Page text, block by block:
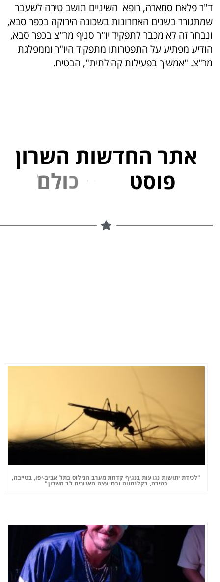
ד"ר פלאח סמארה, רופא השיניים תושב טירה לשעבר
שמתגורר בשנים האחרונות בשכונה הירוקה בכפר סבא,
ונבחר זה לא מכבר לתפקיד יו"ר סניף מר"צ בכפר סבא,
הודיע מפתיע על התפטרותו מתפקיד היו"ר וממפלגת
מר"צ. "אמשיך בפעילות קהילתית", הבטיח.
אתר החדשות השרון
פוסט
"לכידת יתושות נגועות בנגיף קדחת מערב הנילוס בתל אביב-יפו, בטייבה,
בטירה, בקלנסווה ובמועצה האזורית לב השרון"